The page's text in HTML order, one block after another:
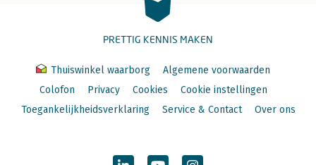
PRETTIG KENNIS MAKEN
Thuiswinkel waarborg
Algemene voorwaarden
Colofon
Privacy Cookies
Cookie instellingen
Toegankelijkheidsverklaring
Service & Contact Over ons